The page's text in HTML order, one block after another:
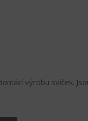
výrobu svíček.